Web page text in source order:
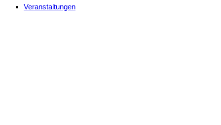
Veranstaltungen